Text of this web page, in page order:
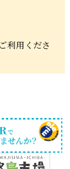
利用くださ